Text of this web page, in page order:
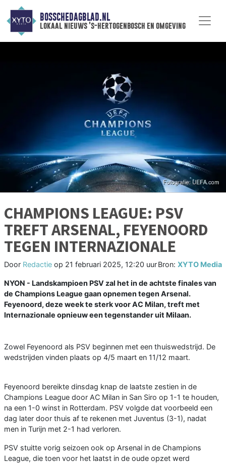
BOSSCHEDAGBLAD.NL
lokaal nieuws 's-hertogenbosch en omgeving
CHAMPIONS LEAGUE: PSV
TREFT ARSENAL, FEYENOORD
TEGEN INTERNAZIONALE
Door Redactie op 21 februari 2025, 12:20 uurBron: XYTO Media
NYON - Landskampioen PSV zal het in de achtste finales van
de Champions League gaan opnemen tegen Arsenal.
Feyenoord, deze week te sterk voor AC Milan, treft met
Internazionale opnieuw een tegenstander uit Milaan.
Zowel Feyenoord als PSV beginnen met een thuiswedstrijd. De
wedstrijden vinden plaats op 4/5 maart en 11/12 maart.
Feyenoord bereikte dinsdag knap de laatste zestien in de
Champions League door AC Milan in San Siro op 1-1 te houden,
na een 1-0 winst in Rotterdam. PSV volgde dat voorbeeld een
dag later door thuis af te rekenen met Juventus (3-1), nadat
men in Turijn met 2-1 had verloren.
PSV stuitte vorig seizoen ook op Arsenal in de Champions
League, die toen voor het laatst in de oude opzet werd